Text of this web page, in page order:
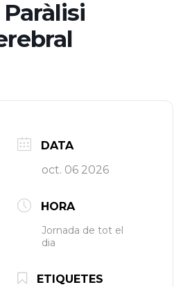
DATA
oct. 06 2026
HORA
Jornada de tot el
dia
ETIQUETES